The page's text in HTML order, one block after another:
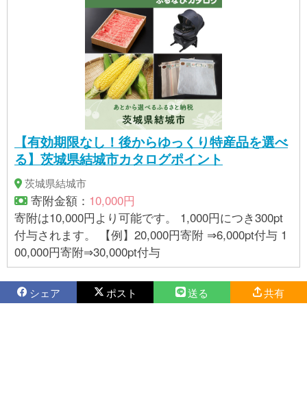
【有効期限なし！後からゆっくり特産品を選べ
る】茨城県結城市カタログポイント
茨城県結城市
寄附金額： 10,000円
寄附は10,000円より可能です。 1,000円につき300pt
付与されます。 【例】20,000円寄附 ⇒6,000pt付与 1
00,000円寄附⇒30,000pt付与
シェア ポスト 送る 共有